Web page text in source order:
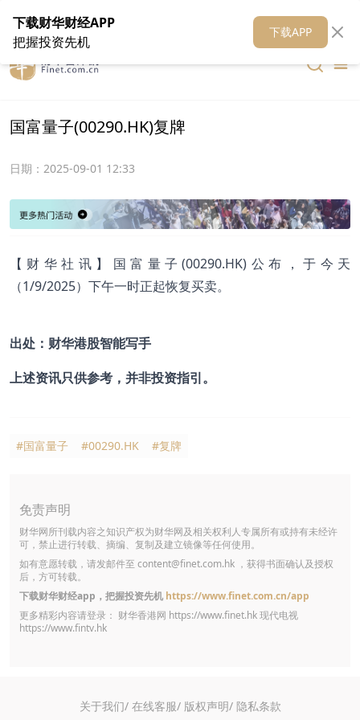
在线客服 关于我们 财华媒体矩阵 财华智库
国富量子(00290.HK)复牌
日期： 2025-09-01 12:33
【财华社讯】国富量子(00290.HK)公布，于今天
（1/9/2025）下午一时正起恢复买卖。
出处：财华港股智能写手
上述资讯只供参考，并非投资指引。
#国富量子 #00290.HK #复牌
免责声明
财华网所刊载内容之知识产权为财华网及相关权利人专属所有或持有未经许
可，禁止进行转载、摘编、复制及建立镜像等任何使用。
如有意愿转载，请发邮件至 content@finet.com.hk ，获得书面确认及授权
后，方可转载。
下载财华财经app，把握投资先机 https://www.finet.com.cn/app
更多精彩内容请登录： 财华香港网 https://www.finet.hk现代电视
https://www.fintv.hk
关于我们/ 在线客服/ 版权声明/ 隐私条款
下载财华财经APP
把握投资先机
下载APP